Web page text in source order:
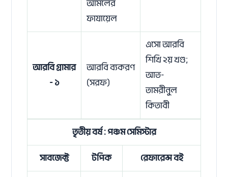
আমলের
ফাযায়েল
আরবি গ্রামার
- ১
আরবি ব্যকরণ
(সরফ)
এসো আরবি
শিখি ২য় খণ্ড;
আত-
তামরীনুল
কিতাবী
তৃতীয় বর্ষ : পঞ্চম সেমিস্টার
সাবজেক্ট টপিক রেফারেন্স বই